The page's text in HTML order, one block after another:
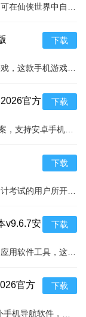
下载
官方
下载
下载
v9.6.7安
下载
官方
下载